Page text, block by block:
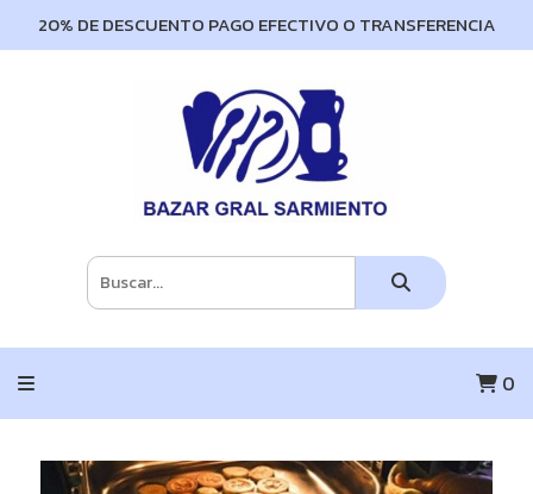
20% DE DESCUENTO PAGO EFECTIVO O TRANSFERENCIA
0